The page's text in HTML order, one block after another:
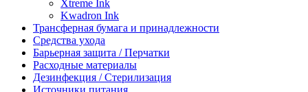
Xtreme Ink
Kwadron Ink
Трансферная бумага и принадлежности
Средства ухода
Барьерная защита / Перчатки
Расходные материалы
Дезинфекция / Стерилизация